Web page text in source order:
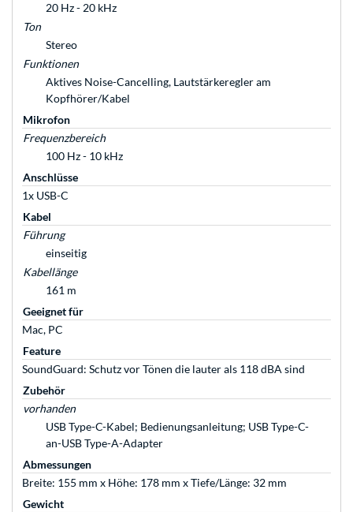
20 Hz - 20 kHz
Ton
Stereo
Funktionen
Aktives Noise-Cancelling, Lautstärkeregler am
Kopfhörer/Kabel
Mikrofon
Frequenzbereich
100 Hz - 10 kHz
Anschlüsse
1x USB-C
Kabel
Führung
einseitig
Kabellänge
161 m
Geeignet für
Mac, PC
Feature
SoundGuard: Schutz vor Tönen die lauter als 118 dBA sind
Zubehör
vorhanden
USB Type-C-Kabel; Bedienungsanleitung; USB Type-C-
an-USB Type-A-Adapter
Abmessungen
Breite: 155 mm x Höhe: 178 mm x Tiefe/Länge: 32 mm
Gewicht